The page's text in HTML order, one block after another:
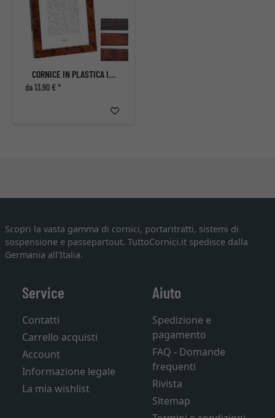
CORNICE IN PLASTICA IN COLOR RADICA DI NOCE
da 13,90 € *
Scopri la vasta gamma di cornici, portaritratti, sistemi di
sospensione e passepartout. TuttoCornici.it spedisce dalla
Germania all'Italia.
Service
Contatti
Carrello acquisti
Account
Informazione legale
La mia wishlist
Aiuto
Spedizione e
pagamento
FAQ - Domande
frequenti
Rivista
Sitemap